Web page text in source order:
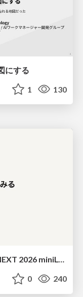
にする
1 130
信頼性について考えてみる（SRE NEXT 2026 miniLT）
0 240